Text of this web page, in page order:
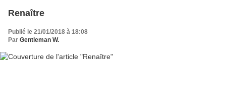
Renaître
Publié le 21/01/2018 à 18:08
Par Gentleman W.